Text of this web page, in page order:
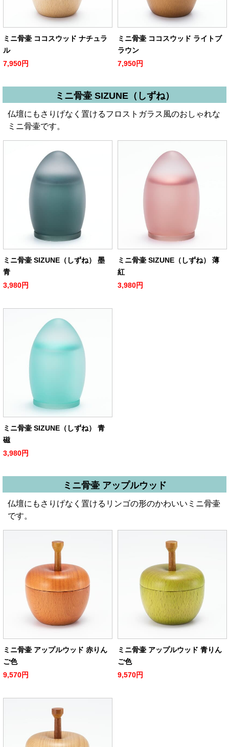
ミニ骨壷 ココスウッド ナチュラ
ル
7,950円
ミニ骨壷 ココスウッド ライトブ
ラウン
7,950円
ミニ骨壷 SIZUNE（しずね）
仏壇にもさりげなく置けるフロストガラス風のおしゃれな
ミニ骨壷です。
ミニ骨壷 SIZUNE（しずね） 墨
青
3,980円
ミニ骨壷 SIZUNE（しずね） 薄
紅
3,980円
ミニ骨壷 SIZUNE（しずね） 青
磁
3,980円
ミニ骨壷 アップルウッド
仏壇にもさりげなく置けるリンゴの形のかわいいミニ骨壷
です。
ミニ骨壷 アップルウッド 赤りん
ご色
9,570円
ミニ骨壷 アップルウッド 青りん
ご色
9,570円